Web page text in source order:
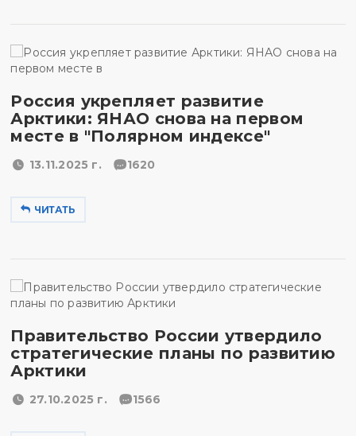
Россия укрепляет развитие
Арктики: ЯНАО снова на первом
месте в "Полярном индексе"
13.11.2025 г. 1620
ЧИТАТЬ
Правительство России утвердило
стратегические планы по развитию
Арктики
27.10.2025 г. 1566